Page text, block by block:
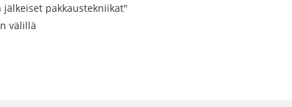
pakkaustekniikat"
välillä